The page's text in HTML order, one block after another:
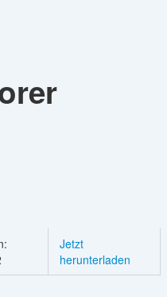
Jetzt
herunterladen